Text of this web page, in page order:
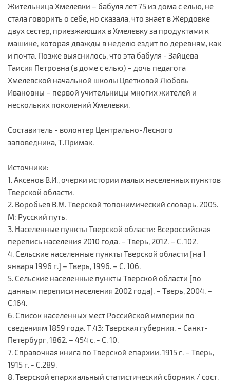
Жительница Хмелевки – бабуля лет 75 из дома с елью, не
стала говорить о себе, но сказала, что знает в Жердовке
двух сестер, приезжающих в Хмелевку за продуктами к
машине, которая дважды в неделю ездит по деревням, как
и почта. Позже выяснилось, что эта бабуля - Зайцева
Таисия Петровна (в доме с елью) – дочь педагога
Хмелевской начальной школы Цветковой Любовь
Ивановны – первой учительницы многих жителей и
нескольких поколений Хмелевки.
Составитель - волонтер Центрально-Лесного
заповедника, Т.Примак.
Источники:
1. Аксенов В.И., очерки истории малых населенных пунктов
Тверской области.
2. Воробьев В.М. Тверской топонимический словарь. 2005.
М: Русский путь.
3. Населенные пункты Тверской области: Всероссийская
перепись населения 2010 года. – Тверь, 2012. – С. 102.
4. Сельские населенные пункты Тверской области [на 1
января 1996 г.] – Тверь, 1996. – С. 106.
5. Сельские населенные пункты Тверской области [по
данным переписи населения 2002 года]. – Тверь, 2004. –
С.164.
6. Список населенных мест Российской империи по
сведениям 1859 года. Т.43: Тверская губерния. – Санкт-
Петербург, 1862. – 454 с. - С. 10.
7. Справочная книга по Тверской епархии. 1915 г. – Тверь,
1915 г. - С.289.
8. Тверской епархиальный статистический сборник / сост.